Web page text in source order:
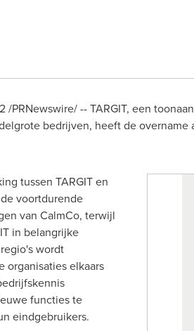
/PRNewswire/ -- TARGIT, een
bedrijven, heeft de
tussen TARGIT en
voortdurende
van CalmCo, terwijl
in belangrijke
wordt
organisaties elkaars
functies te
eindgebruikers.